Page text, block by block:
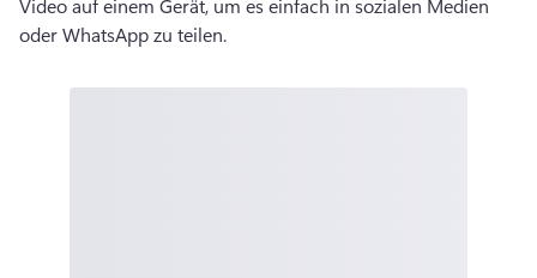
Video auf einem Gerät, um es einfach in sozialen Medien
oder WhatsApp zu teilen.